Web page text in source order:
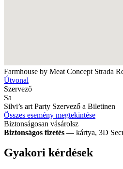
Farmhouse by Meat Concept Strada
Útvonal
Szervező
Sa
Silvi’s art Party Szervező a Biletinen
Összes esemény megtekintése
Biztonságosan vásárolsz
Biztonságos fizetés — kártya, 3D
Gyakori kérdések